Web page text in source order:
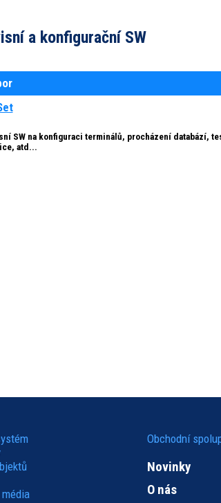
a konfigurační SW
SW na konfiguraci terminálů, procházení databází,
atd...
Obchodní
Novinky
O nás